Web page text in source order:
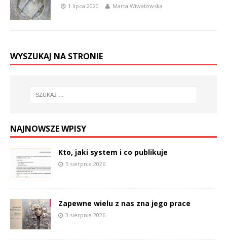
1 lipca 2020 Marta Wiwatowska
WYSZUKAJ NA STRONIE
NAJNOWSZE WPISY
Kto, jaki system i co publikuje
5 sierpnia 2026
Zapewne wielu z nas zna jego prace
3 sierpnia 2026